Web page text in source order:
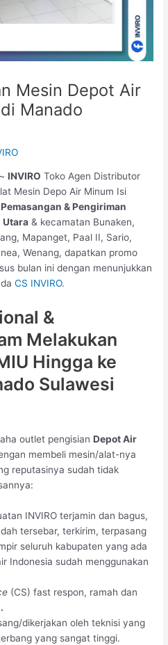
Mesin Depot Air
Manado
~INVIRO Toko Agen Distributor
Mesin Depo Air Minum Isi
Pemasangan & Pengiriman
Utara & kecamatan Bunaken,
Mapanget, Paal II, Sario,
Wenang, dapatkan promo
bulan ini dengan menunjukkan
CS INVIRO.
&
Melakukan
Hingga ke
Sulawesi
outlet pengisianDepot Air
membeli mesin/alat-nya
reputasinya sudah tidak
INVIRO terjamin dan bagus,
tersebar, terkirim, terpasang
seluruh kabupaten yang ada
Indonesia sudah menggunakan
(CS) fast respon, ramah dan
dikerjakan oleh teknisi yang
yang sangat tinggi.